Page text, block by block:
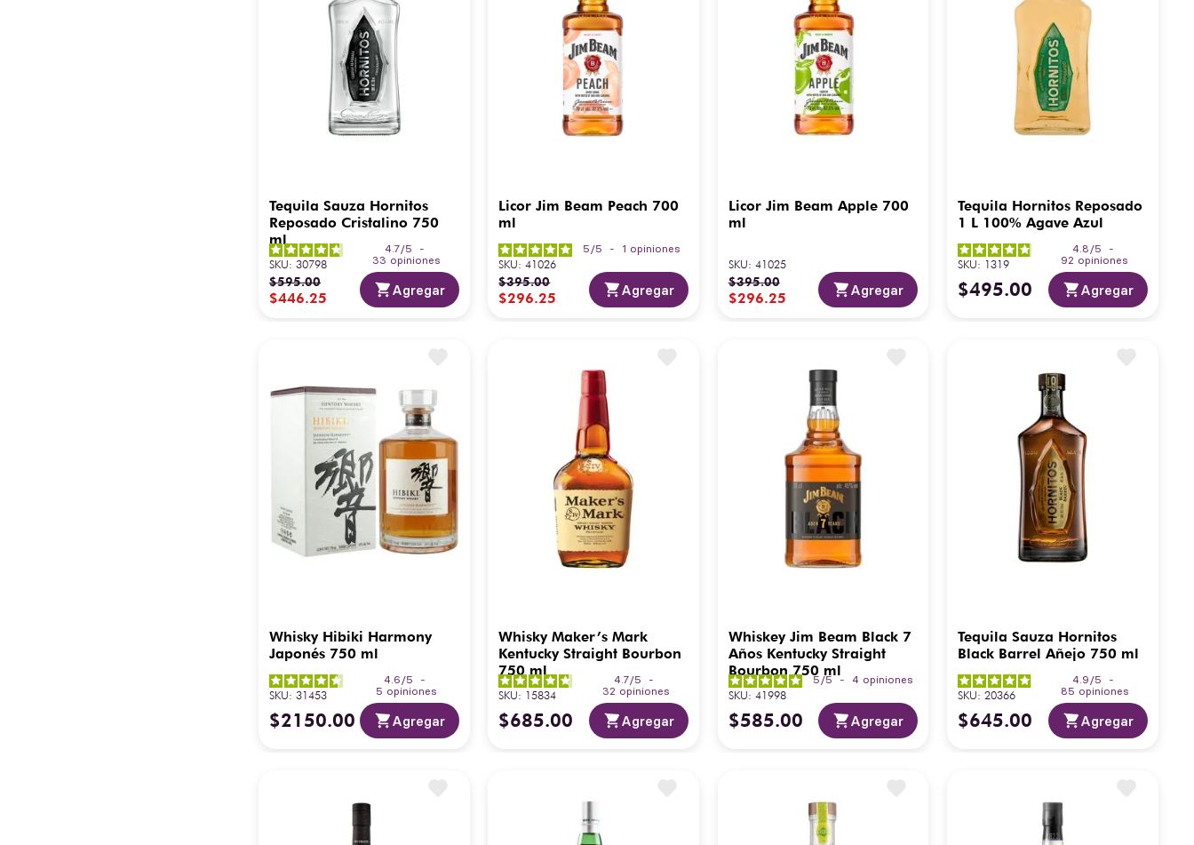
Tequila Sauza Hornitos
Reposado Cristalino 750
ml
4.7/5
-
33 opiniones
SKU:30798
$595.00
$446.25 Agregar
Licor Jim Beam Peach 700
ml
5 /5 - 1 opiniones
SKU:41026
$395.00
$296.25 Agregar
Licor Jim Beam Apple 700
ml
SKU: 41025
$395.00
$296.25 Agregar
Tequila Hornitos Reposado
1 L 100% Agave Azul
4.8 /5
-
92 opiniones
SKU: 1319
$495.00 Agregar
Whisky Hibiki Harmony
Japonés 750 ml
4.6 /5
-
5 opiniones
SKU:31453
$2150.00 Agregar
Whisky Maker’s Mark
Kentucky Straight Bourbon
750 ml
4.7/5
-
32 opiniones
SKU: 15834
$685.00 Agregar
Whiskey Jim Beam Black 7
Años Kentucky Straight
Bourbon 750 ml
5 /5 - 4 opiniones
SKU: 41998
$585.00 Agregar
Tequila Sauza Hornitos
Black Barrel Añejo 750 ml
4.9 /5
-
85 opiniones
SKU:20366
$645.00 Agregar